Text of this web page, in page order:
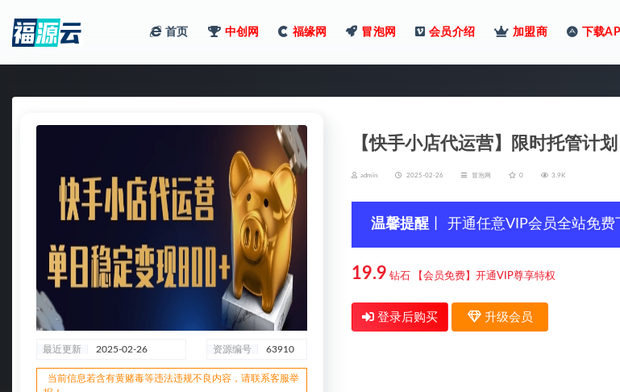
首页 中创网 福缘网 冒泡网 会员介绍 加盟商 下载
最近更新 2025-02-26 资源编号 63910
当前信息若含有黄赌毒等违法违规不良内容，请联系客服举
【快手小店代运营】限时托管计
admin 2025-02-26 冒泡网 0 3.9K
温馨提醒 丨 开通任意VIP会员全站免费
19.9 钻石 【会员免费】开通VIP尊享特权
登录后购买 升级会员